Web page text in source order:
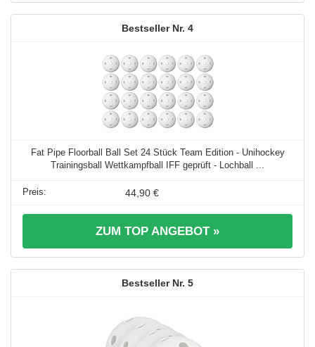
4
Fat Pipe Floorball Ball Set 24 Stück Team Edition - Unihockey
Trainingsball Wettkampfball IFF geprüft - Lochball ...
44,90 €
ZUM TOP ANGEBOT »
5